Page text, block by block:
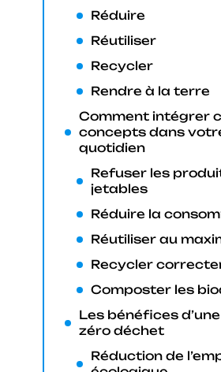
Réduire
Réutiliser
Recycler
Rendre à la terre
Comment intégrer
concepts dans
quotidien
Refuser les
jetables
Réduire la
Réutiliser au
Recycler
Composter les
Les bénéfices
zéro déchet
Réduction de